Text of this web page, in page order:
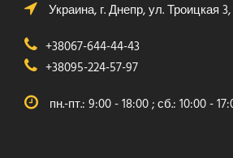
Украина, г. Днепр, ул. Троицкая
+38067-644-44-43
+38095-224-57-97
пн.-пт.: 9:00 - 18:00 ; сб.: 10:00 -